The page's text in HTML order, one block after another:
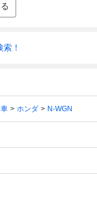
！
ホンダ N-WGN